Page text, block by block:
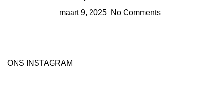
maart 9, 2025
No Comments
ONS INSTAGRAM